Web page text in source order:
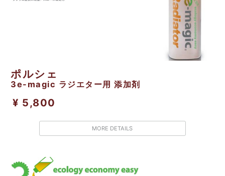
ポルシェ
3e-magic ラジエター用 添加剤
¥ 5,800
MORE DETAILS